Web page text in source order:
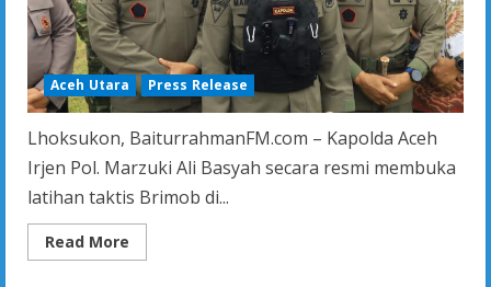
Aceh Utara Press Release
Lhoksukon, BaiturrahmanFM.com – Kapolda Aceh
Irjen Pol. Marzuki Ali Basyah secara resmi membuka
latihan taktis Brimob di...
Read More
more